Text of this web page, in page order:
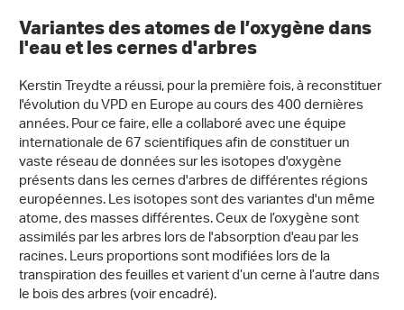
Variantes des atomes de l’oxygène dans
l'eau et les cernes d'arbres
Kerstin Treydte a réussi, pour la première fois, à reconstituer
l'évolution du VPD en Europe au cours des 400 dernières
années. Pour ce faire, elle a collaboré avec une équipe
internationale de 67 scientifiques afin de constituer un
vaste réseau de données sur les isotopes d'oxygène
présents dans les cernes d'arbres de différentes régions
européennes. Les isotopes sont des variantes d'un même
atome, des masses différentes. Ceux de l’oxygène sont
assimilés par les arbres lors de l'absorption d'eau par les
racines. Leurs proportions sont modifiées lors de la
transpiration des feuilles et varient d’un cerne à l’autre dans
le bois des arbres (voir encadré).